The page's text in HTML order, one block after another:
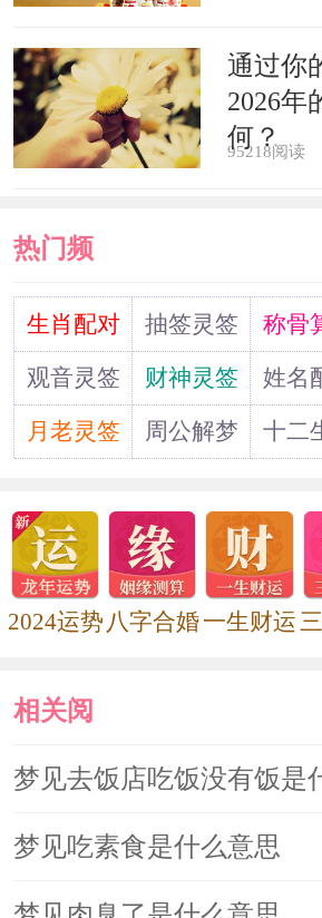
通过你
2026年
何？
95218阅读
热门频
道生肖配对 抽签灵签 称骨
观音灵签
财神灵签 姓名
月老灵签
周公解梦 十二
2024运势 八字合婚一生财运
相关阅
读
梦见去饭店吃饭没有饭是
梦见吃素食是什么意思